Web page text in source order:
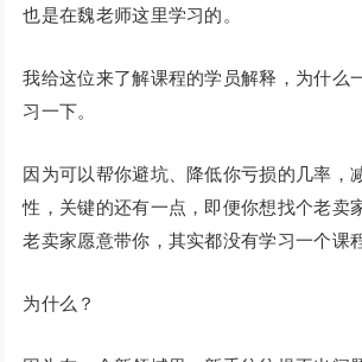
也是在魏老师这里学习的。
我给这位来了解课程的学员解释，为什么
习一下。
因为可以帮你避坑、降低你亏损的几率，
性，关键的还有一点，即便你想找个老卖
老卖家愿意带你，其实都没有学习一个课
为什么？